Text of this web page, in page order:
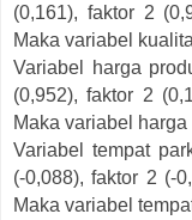
(0,161), faktor 2
Maka variabel
Variabel harga
(0,952), faktor 2
Maka variabel
Variabel tempat
(-0,088), faktor 2 (-
Maka variabel